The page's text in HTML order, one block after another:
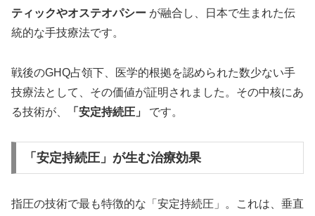
ティックやオステオパシー が融合し、日本で生まれた伝
統的な手技療法です。
戦後のGHQ占領下、医学的根拠を認められた数少ない手
技療法として、その価値が証明されました。その中核にあ
る技術が、
「安定持続圧」 です。
「安定持続圧」が生む治療効果
指圧の技術で最も特徴的な「安定持続圧」。これは、垂直